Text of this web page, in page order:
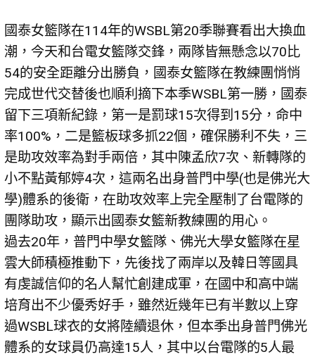
國泰女籃隊在114年的WSBL第20季聯賽看出大換血
潮，今天和台電女籃隊交鋒，兩隊皆無懸念以70比
54的安全距離分出勝負，國泰女籃隊在教練團悄悄
完成世代交替後也順利摘下本季WSBL第一勝，國泰
留下三項新紀錄，第一是罰球15次得到15分，命中
率100%，二是籃板球多抓22個，確保勝利不失，三
是助攻效率為對手兩倍，其中陳孟欣7次、新轉隊的
小不點黃郁婷4次，這兩名出身普門中學(也是佛光大
學)體系的後衛，在助攻效率上完全壓制了台電隊的
團隊助攻，顯示出國泰女籃新教練團的用心。
過去20年，普門中學女籃隊、佛光大學女籃隊在星
雲大師積極推動下，先後找了兩岸以及韓日等國具
有虔誠信仰的名人幫忙創建成軍，在國中和高中端
培育出不少優秀好手，雖然近幾年已有半數以上穿
過WSBL球衣的女將陸續退休，但本季出身普門佛光
體系的女球員仍高達15人，其中以台電隊的5人最